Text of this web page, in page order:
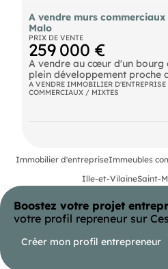
A vendre murs commerciaux
Malo
PRIX DE VENTE
259 000 €
A vendre au cœur d'un bourg
plein développement proche
commerciaux libres à usage
d'habitation comprenant : Un
250m² A vendre 238 930 €
A VENDRE IMMOBILIER D'ENTREPRISE
COMMERCIAUX / MIXTES
Immobilier d'entrepriseImmeubles
Ille-et-VilaineSaint-
Boostez votre projet
votre profil repreneur sur
Créer mon profil entrepreneur